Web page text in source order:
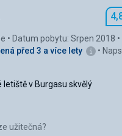
Datum pobytu: Srpen 2018
před 3 a více lety
letiště v Burgasu skvělý
v Burgasu skvělý
užitečná?